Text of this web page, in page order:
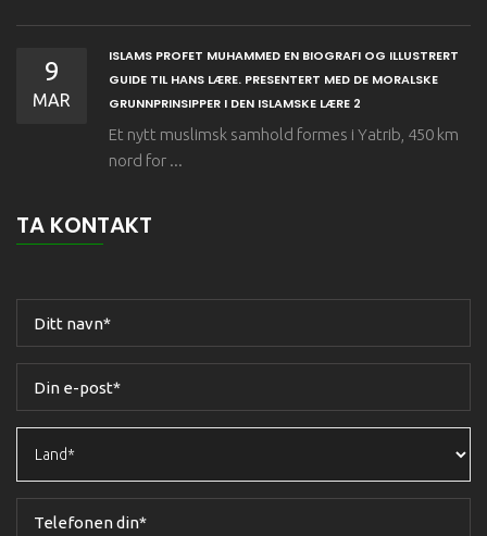
9
MAR
ISLAMS PROFET MUHAMMED EN BIOGRAFI OG ILLUSTRERT
GUIDE TIL HANS LÆRE. PRESENTERT MED DE MORALSKE
GRUNNPRINSIPPER I DEN ISLAMSKE LÆRE 2
Et nytt muslimsk samhold formes i Yatrib, 450 km
nord for ...
TA KONTAKT